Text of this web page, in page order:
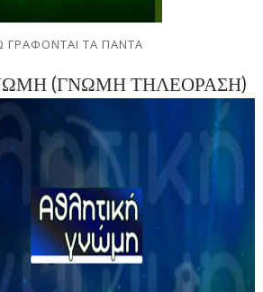
ΓΡΑΦΟΝΤΑΙ ΤΑ ΠΑΝΤΑ
(ΓΝΩΜΗ ΤΗΛΕΟΡΑΣΗ)